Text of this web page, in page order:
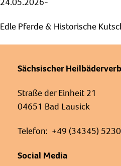
Edle Pferde & Historische
Sächsischer
Straße der Einheit 21
04651 Bad Lausick
Telefon: +49 (34345)
Social Media